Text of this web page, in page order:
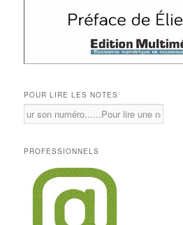
POUR LIRE LES NOTES
PROFESSIONNELS